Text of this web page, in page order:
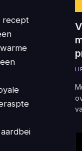
recept